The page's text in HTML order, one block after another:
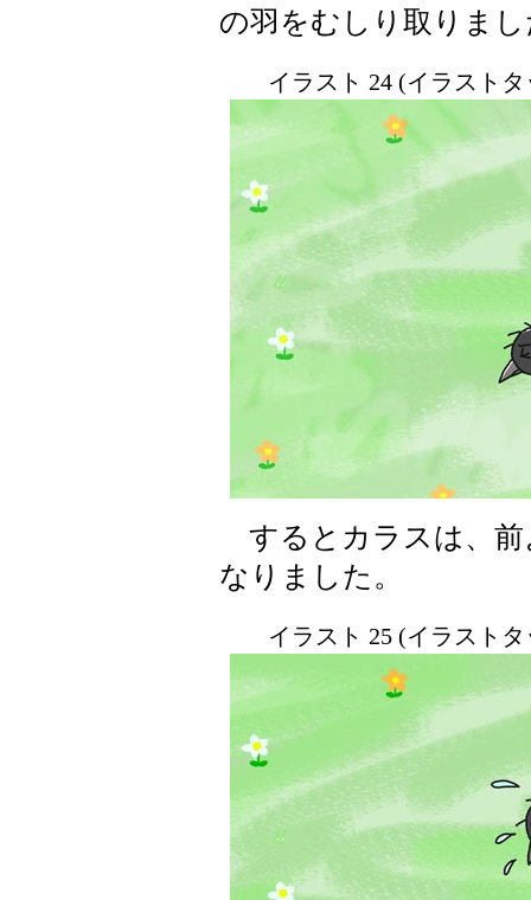
の羽をむしり取りま
イラスト 24 (イラスト
するとカラスは、前
なりました。
イラスト 25 (イラスト